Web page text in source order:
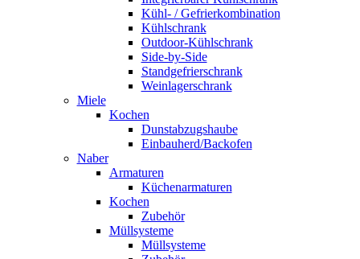
Kühl- / Gefrierkombination
Kühlschrank
Outdoor-Kühlschrank
Side-by-Side
Standgefrierschrank
Weinlagerschrank
Miele
Kochen
Dunstabzugshaube
Einbauherd/Backofen
Naber
Armaturen
Küchenarmaturen
Kochen
Zubehör
Müllsysteme
Müllsysteme